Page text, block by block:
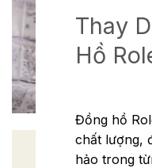
Thay
Hồ
Đồng hồ
chất lượng,
hảo trong